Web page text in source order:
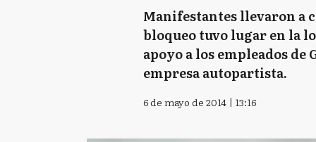
Manifestantes llevaron a
bloqueo tuvo lugar en la
apoyo a los empleados
empresa autopartista.
6 de mayo de 2014 | 13:16